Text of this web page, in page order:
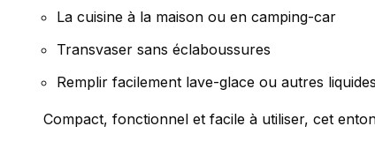
La cuisine à la maison ou en camping-car
Transvaser sans éclaboussures
Remplir facilement lave-glace ou autres liquides
Compact, fonctionnel et facile à utiliser, cet